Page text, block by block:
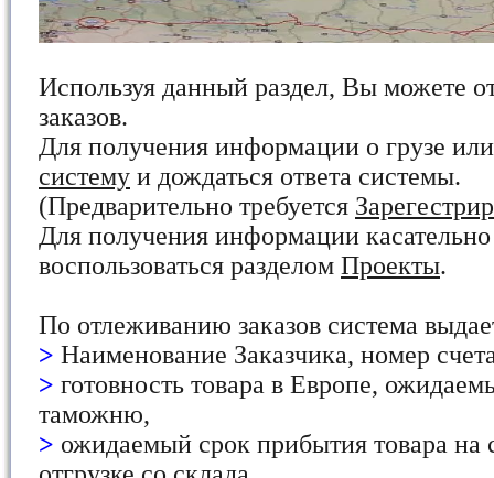
Используя данный раздел, Вы можете
заказов.
Для получения информации о грузе
систему и дождаться ответа системы.
(Предварительно требуется
Для получения информации
воспользоваться разделом Проекты.
По отлеживанию заказов система
> Наименование Заказчика, номер
> готовность товара в Европе,
таможню,
> ожидаемый срок прибытия товара на